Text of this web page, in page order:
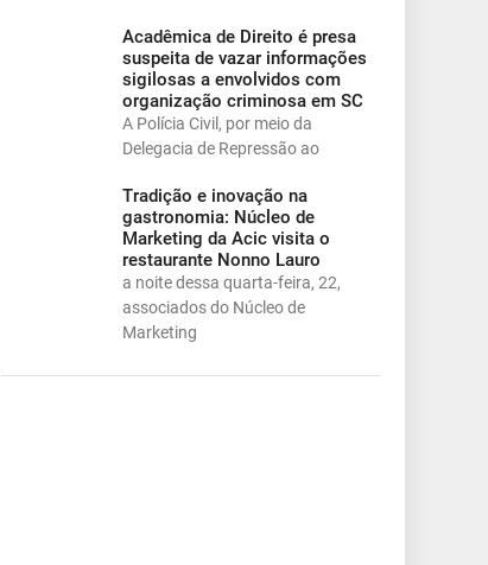
Acadêmica de Direito é presa
suspeita de vazar informações
sigilosas a envolvidos com
organização criminosa em SC
A Polícia Civil, por meio da
Delegacia de Repressão ao
Tradição e inovação na
gastronomia: Núcleo de
Marketing da Acic visita o
restaurante Nonno Lauro
a noite dessa quarta-feira, 22,
associados do Núcleo de
Marketing